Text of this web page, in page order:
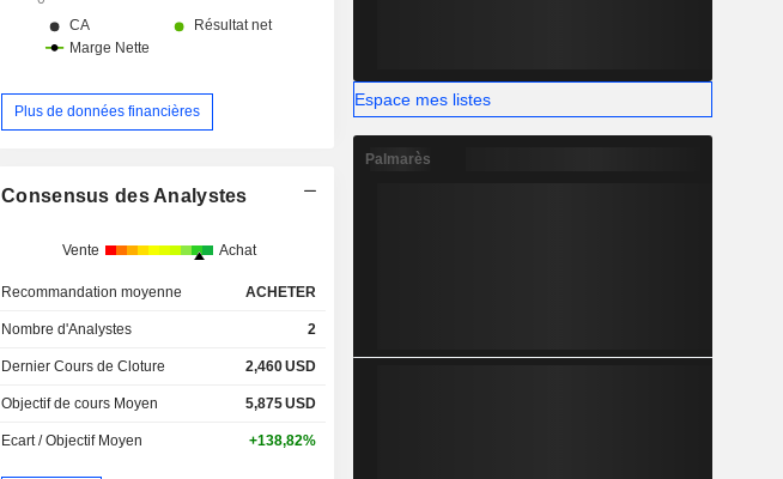
Plus de données financières
Consensus des Analystes
Vente Achat
Recommandation moyenne ACHETER
Nombre d'Analystes 2
Dernier Cours de Cloture 2,460USD
Objectif de cours Moyen 5,875USD
Ecart / Objectif Moyen +138,82%
Espace mes listes
Palmarès